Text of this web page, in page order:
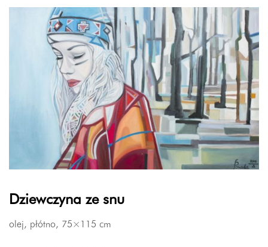
Dziewczyna ze snu
olej, płótno, 75×115 cm